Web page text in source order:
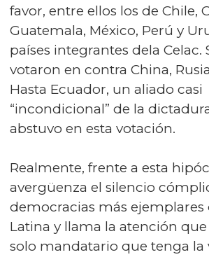
favor, entre ellos los de Chile,
Guatemala, México, Perú y
países integrantes dela Celac.
votaron en contra China,
Hasta Ecuador, un aliado casi
“incondicional” de la
abstuvo en esta votación.
Realmente, frente a esta
avergüenza el silencio
democracias más ejemplares
Latina y llama la atención
solo mandatario que tenga la